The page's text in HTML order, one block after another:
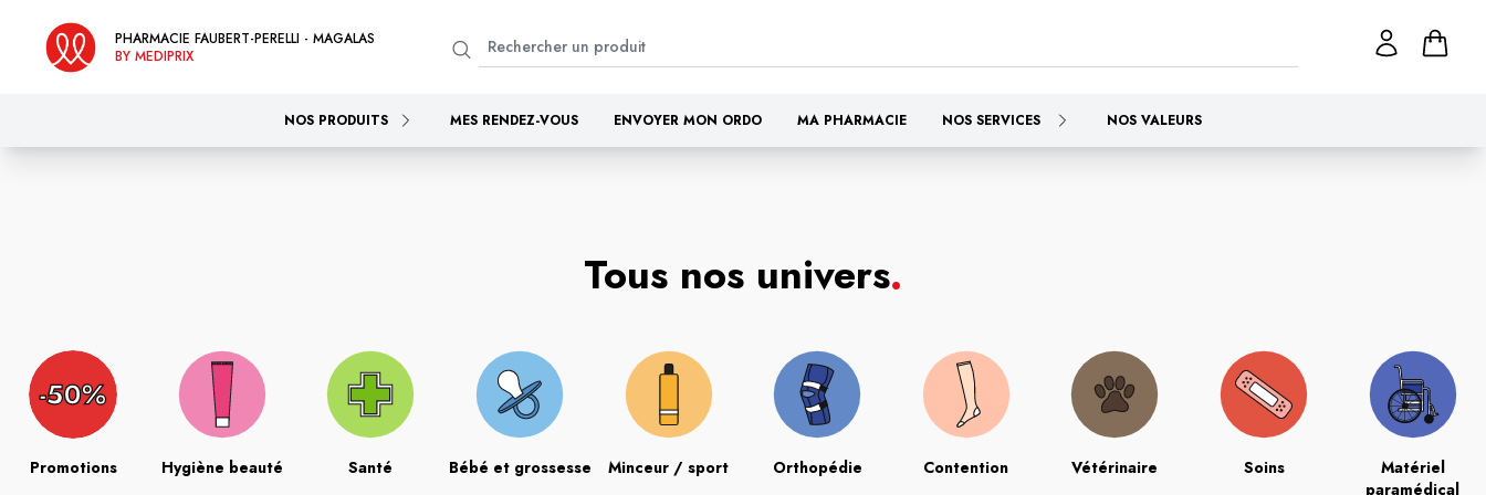
PHARMACIE FAUBERT-PERELLI - MAGALAS
BY MEDIPRIX
NOS PRODUITS MES RENDEZ-VOUS ENVOYER MON ORDO MA PHARMACIE NOS SERVICES NOS VALEURS
Tous nos univers.
Promotions Hygiène beauté Santé Bébé et grossesse Minceur / sport Orthopédie Contention Vétérinaire Soins
Matériel
paramédical